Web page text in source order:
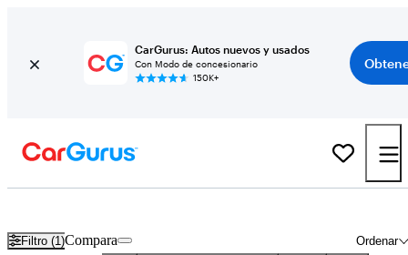
CarGurus: Autos nuevos y usados
Con Modo de concesionario
150K+
Filtro (1) Ordenar
Compara